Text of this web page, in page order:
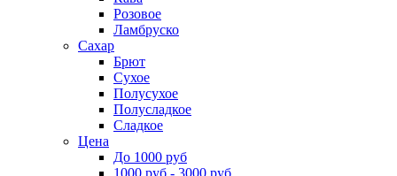
Розовое
Ламбруско
Сахар
Брют
Сухое
Полусухое
Полусладкое
Сладкое
Цена
До 1000 руб
1000 руб - 3000 руб